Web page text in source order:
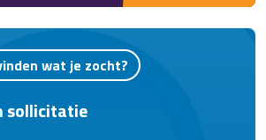
van hoogwaardige
in Zwolle zoeken wij
Samen met je
ervoor dat
wat je zocht?
sollicitatie